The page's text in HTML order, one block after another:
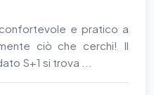
e pratico a
ciò che cerchi! Il
S+1 si trova ...